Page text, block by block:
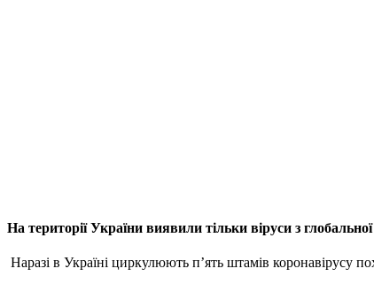
На території України виявили тільки віруси з
Наразі в Україні циркулюють п’ять штамів коронавірусу